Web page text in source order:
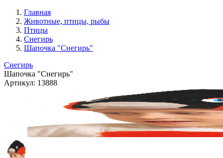
Главная
Животные, птицы, рыбы
Птицы
Снегирь
Шапочка "Снегирь"
Снегирь
Шапочка "Снегирь"
Артикул: 13888